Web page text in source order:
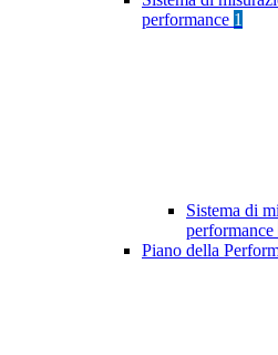
performance 1
Sistema di
performance
Piano della